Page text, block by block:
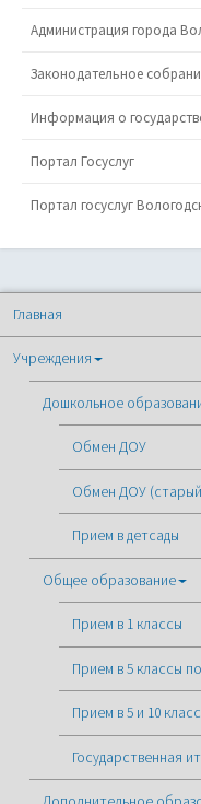
Администрация города
Законодательное
Информация о
Портал Госуслуг
Портал госуслуг
Главная
Учреждения
Дошкольное
Обмен ДОУ
Обмен ДОУ
Прием в детсады
Общее образование
Прием в 1 классы
Прием в 5 классы
Прием в 5 и 10
Государственная